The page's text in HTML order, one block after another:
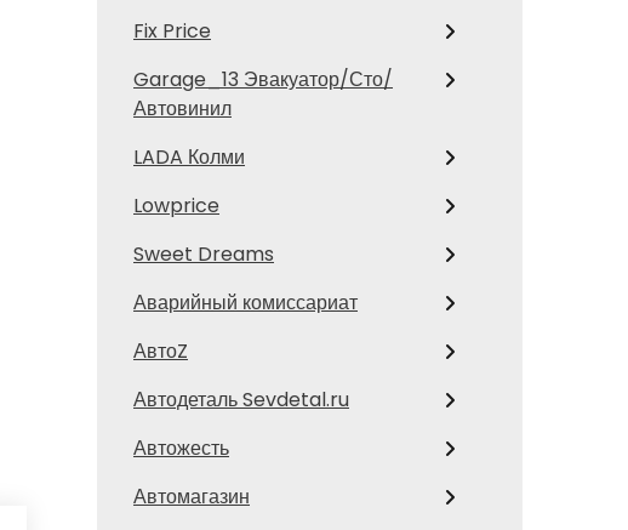
Fix Price
Garage_13 Эвакуатор/Сто/
Автовинил
LADA Колми
Lowprice
Sweet Dreams
Аварийный комиссариат
АвтоZ
Автодеталь Sevdetal.ru
Автожесть
Автомагазин